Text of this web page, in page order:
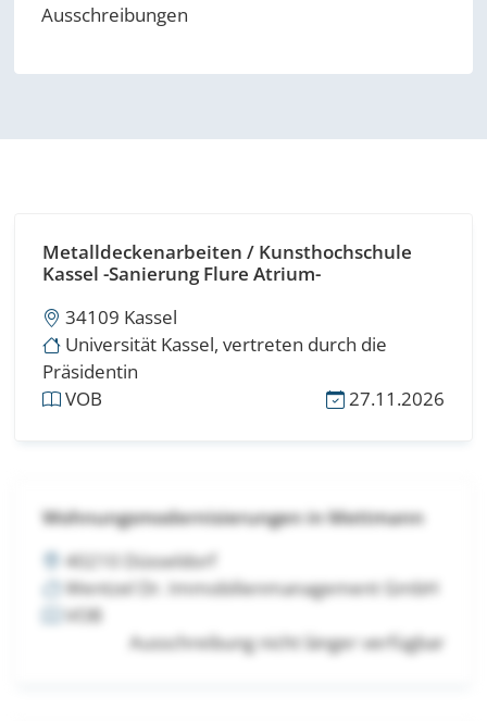
Ausschreibungen
Metalldeckenarbeiten / Kunsthochschule
Kassel -Sanierung Flure Atrium-
34109 Kassel
Universität Kassel, vertreten durch die
Präsidentin
VOB
27.11.2026
Wohnungsmodernisierungen in Mettmann
40210 Düsseldorf
Wentzel Dr. Immobilienmanagement GmbH
VOB
Ausschreibung nicht länger verfügbar